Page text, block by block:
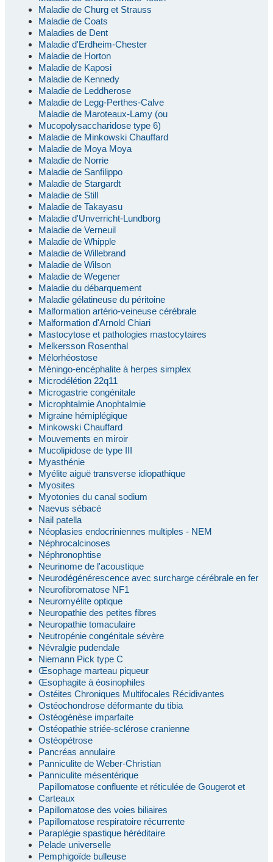
Maladie de Churg et Strauss
Maladie de Coats
Maladies de Dent
Maladie d'Erdheim-Chester
Maladie de Horton
Maladie de Kaposi
Maladie de Kennedy
Maladie de Leddherose
Maladie de Legg-Perthes-Calve
Maladie de Maroteaux-Lamy (ou
Mucopolysaccharidose type 6)
Maladie de Minkowski Chauffard
Maladie de Moya Moya
Maladie de Norrie
Maladie de Sanfilippo
Maladie de Stargardt
Maladie de Still
Maladie de Takayasu
Maladie d'Unverricht-Lundborg
Maladie de Verneuil
Maladie de Whipple
Maladie de Willebrand
Maladie de Wilson
Maladie de Wegener
Maladie du débarquement
Maladie gélatineuse du péritoine
Malformation artério-veineuse cérébrale
Malformation d'Arnold Chiari
Mastocytose et pathologies mastocytaires
Melkersson Rosenthal
Mélorhéostose
Méningo-encéphalite à herpes simplex
Microdélétion 22q11
Microgastrie congénitale
Microphtalmie Anophtalmie
Migraine hémiplégique
Minkowski Chauffard
Mouvements en miroir
Mucolipidose de type III
Myasthénie
Myélite aiguë transverse idiopathique
Myosites
Myotonies du canal sodium
Naevus sébacé
Nail patella
Néoplasies endocriniennes multiples - NEM
Néphrocalcinoses
Néphronophtise
Neurinome de l'acoustique
Neurodégénérescence avec surcharge cérébrale en fer
Neurofibromatose NF1
Neuromyélite optique
Neuropathie des petites fibres
Neuropathie tomaculaire
Neutropénie congénitale sévère
Névralgie pudendale
Niemann Pick type C
Œsophage marteau piqueur
Œsophagite à éosinophiles
Ostéites Chroniques Multifocales Récidivantes
Ostéochondrose déformante du tibia
Ostéogénèse imparfaite
Ostéopathie striée-sclérose cranienne
Ostéopétrose
Pancréas annulaire
Panniculite de Weber-Christian
Panniculite mésentérique
Papillomatose confluente et réticulée de Gougerot et
Carteaux
Papillomatose des voies biliaires
Papillomatose respiratoire récurrente
Paraplégie spastique héréditaire
Pelade universelle
Pemphigoïde bulleuse